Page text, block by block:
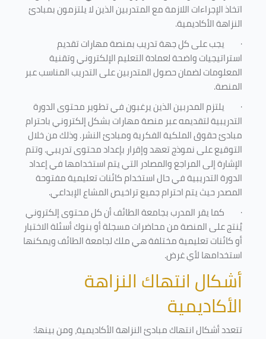
اتخاذ الإجراءات اللازمة مع المتدربين الذين لا يلتزمون بمبادئ
النزاهة الأكاديمية.
· يجب على كل جهة تدريب بمنصة مهارات تقديم
استراتيجيات واضحة لعمادة التعليم الإلكتروني وتقنية
المعلومات لضمان حصول المتدربين على التدريب المناسب عبر
المنصة.
· يلتزم المدربين الذين يرغبون في تطوير محتوى الدورة
التدريبية لتقديمه عبر منصة مهارات بشكل إلكتروني باحترام
مبادئ حقوق الملكية الفكرية ومبادئ النشر. وذلك من خلال
التوقيع على نموذج تعهد وإقرار بإعداد محتوى تدريبي. وتتم
الإشارة إلى المراجع والمصادر التي يتم استخدامها في إعداد
الدورة التدريبية في حال استخدام كائنات تعليمية مفتوحة
المصدر حيث يتم احترام جميع تراخيص المشاع الإبداعي.
· كما يقر المدرب بجامعة الطائف أن كل محتوى إلكتروني
يُنتج على المنصة من محاضرات مسجلة أو بنوك أسئلة الاختبار
أو كائنات تعليمية مختلفة هي ملك لجامعة الطائف ويمكنها
استخدامها لأي غرض.
أشكال انتهاك النزاهة
الأكاديمية
تتعدد أشكال انتهاك مبادئ النزاهة الأكاديمية، ومن بينها: